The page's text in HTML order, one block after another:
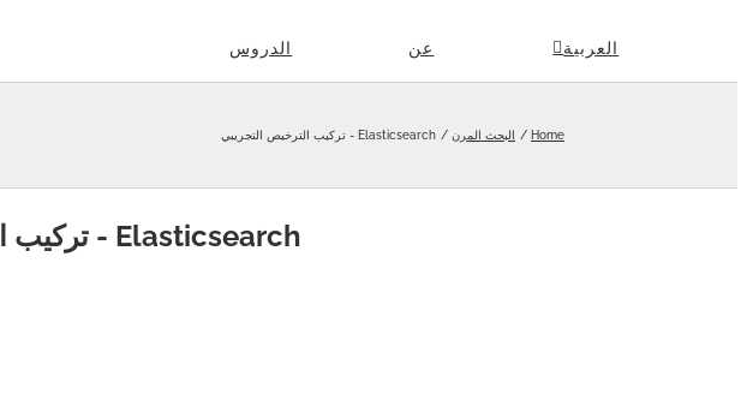
الدروس عن العربية
Home البحث المرن Elasticsearch - تركيب الترخيص التجريبي
Elasticsearch - تركيب الترخيص التجريبي